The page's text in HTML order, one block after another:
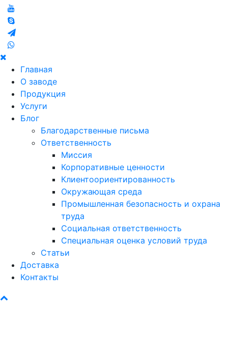
Главная
О заводе
Продукция
Услуги
Блог
Благодарственные письма
Ответственность
Миссия
Корпоративные ценности
Клиентоориентированность
Окружающая среда
Промышленная безопасность и охрана
труда
Социальная ответственность
Специальная оценка условий труда
Статьи
Доставка
Контакты